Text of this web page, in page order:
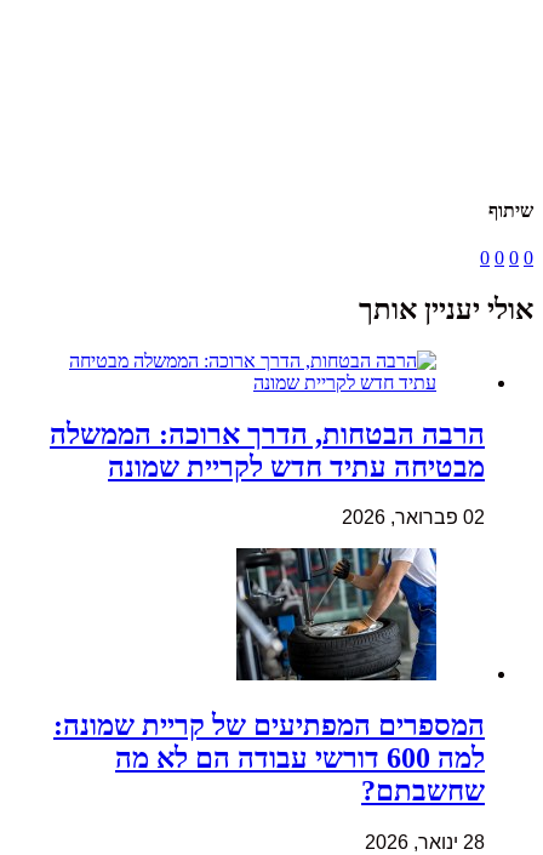
שיתוף
0
0
0
0
אולי יעניין אותך
הרבה הבטחות, הדרך ארוכה: הממשלה
מבטיחה עתיד חדש לקריית שמונה
02 פברואר, 2026
המספרים המפתיעים של קריית שמונה:
למה 600 דורשי עבודה הם לא מה
שחשבתם?
28 ינואר, 2026